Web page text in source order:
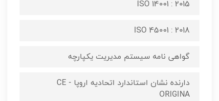
ISO 14001 : 2015
ISO 45001 : 2018
گواهی نامه سیستم مدیریت یکپارچه
دارنده نشان استاندارد اتحادیه اروپا CE -
ORIGINA